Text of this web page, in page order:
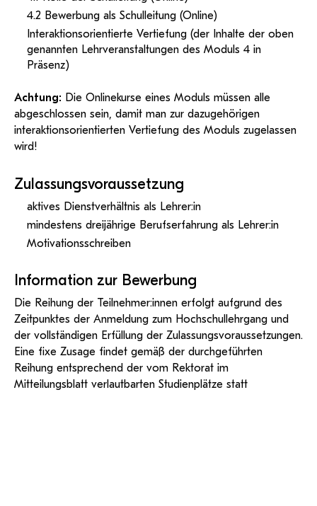
4.2 Bewerbung als Schulleitung (Online)
Interaktionsorientierte Vertiefung (der Inhalte der oben
genannten Lehrveranstaltungen des Moduls 4 in
Präsenz)
Achtung: Die Onlinekurse eines Moduls müssen alle
abgeschlossen sein, damit man zur dazugehörigen
interaktionsorientierten Vertiefung des Moduls zugelassen
wird!
Zulassungsvoraussetzung
aktives Dienstverhältnis als Lehrer:in
mindestens dreijährige Berufserfahrung als Lehrer:in
Motivationsschreiben
Information zur Bewerbung
Die Reihung der Teilnehmer:innen erfolgt aufgrund des
Zeitpunktes der Anmeldung zum Hochschullehrgang und
der vollständigen Erfüllung der Zulassungsvoraussetzungen.
Eine fixe Zusage findet gemäß der durchgeführten
Reihung entsprechend der vom Rektorat im
Mitteilungsblatt verlautbarten Studienplätze statt